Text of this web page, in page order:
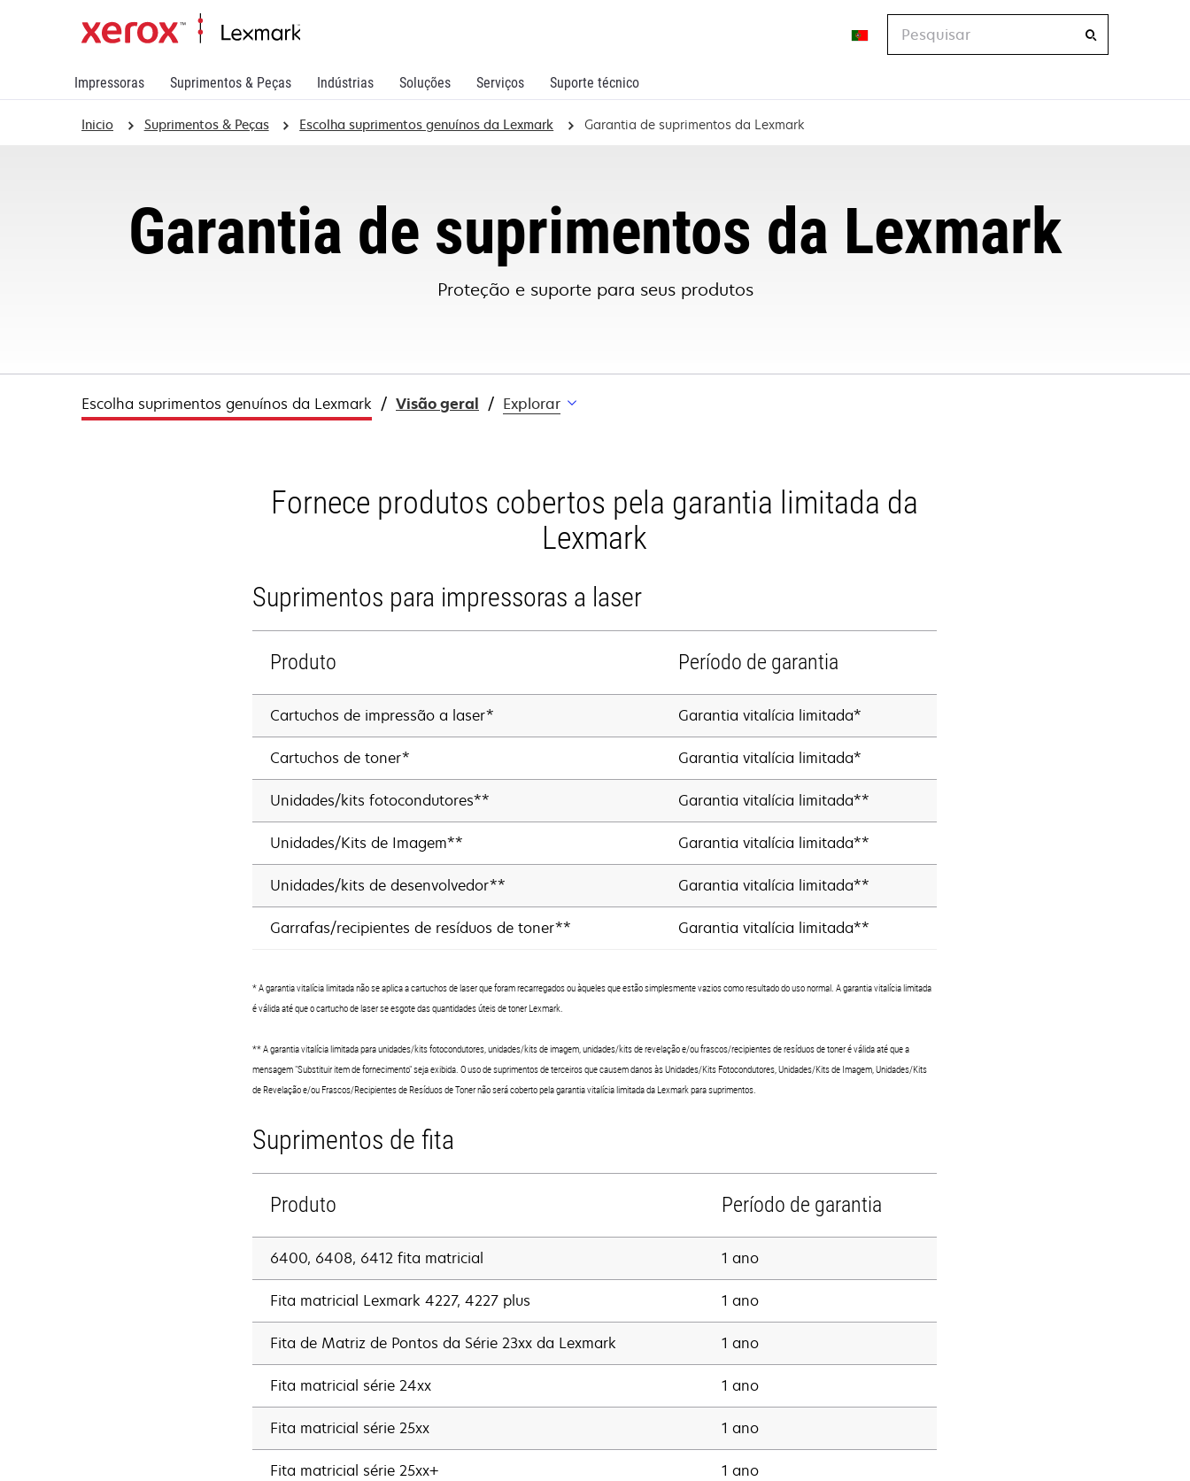
Impressoras Suprimentos & Peças Indústrias Soluções Serviços Suporte técnico
Inicio Suprimentos & Peças Escolha suprimentos genuínos da Lexmark Garantia de suprimentos da Lexmark
Garantia de suprimentos da Lexmark
Proteção e suporte para seus produtos
Escolha suprimentos genuínos da Lexmark Visão geral Explorar
Fornece produtos cobertos pela garantia limitada da
Lexmark
Suprimentos para impressoras a laser
Produto Período de garantia
Cartuchos de impressão a laser* Garantia vitalícia limitada*
Cartuchos de toner* Garantia vitalícia limitada*
Unidades/kits fotocondutores** Garantia vitalícia limitada**
Unidades/Kits de Imagem** Garantia vitalícia limitada**
Unidades/kits de desenvolvedor** Garantia vitalícia limitada**
Garrafas/recipientes de resíduos de toner** Garantia vitalícia limitada**
* A garantia vitalícia limitada não se aplica a cartuchos de laser que foram recarregados ou àqueles que estão simplesmente vazios como resultado do uso normal. A garantia vitalícia limitada
é válida até que o cartucho de laser se esgote das quantidades úteis de toner Lexmark.
** A garantia vitalícia limitada para unidades/kits fotocondutores, unidades/kits de imagem, unidades/kits de revelação e/ou frascos/recipientes de resíduos de toner é válida até que a
mensagem "Substituir item de fornecimento" seja exibida. O uso de suprimentos de terceiros que causem danos às Unidades/Kits Fotocondutores, Unidades/Kits de Imagem, Unidades/Kits
de Revelação e/ou Frascos/Recipientes de Resíduos de Toner não será coberto pela garantia vitalícia limitada da Lexmark para suprimentos.
Suprimentos de fita
Produto Período de garantia
6400, 6408, 6412 fita matricial 1 ano
Fita matricial Lexmark 4227, 4227 plus 1 ano
Fita de Matriz de Pontos da Série 23xx da Lexmark 1 ano
Fita matricial série 24xx 1 ano
Fita matricial série 25xx 1 ano
Fita matricial série 25xx+ 1 ano